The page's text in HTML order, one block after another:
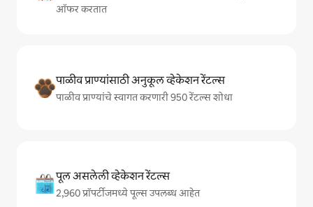
ऑफर करतात
पाळीव प्राण्यांसाठी अनुकूल व्हेकेशन रेंटल्स
पाळीव प्राण्यांचे स्वागत करणारी 950 रेंटल्स शोधा
पूल असलेली व्हेकेशन रेंटल्स
2,960 प्रॉपर्टीजमध्ये पूल्स उपलब्ध आहेत